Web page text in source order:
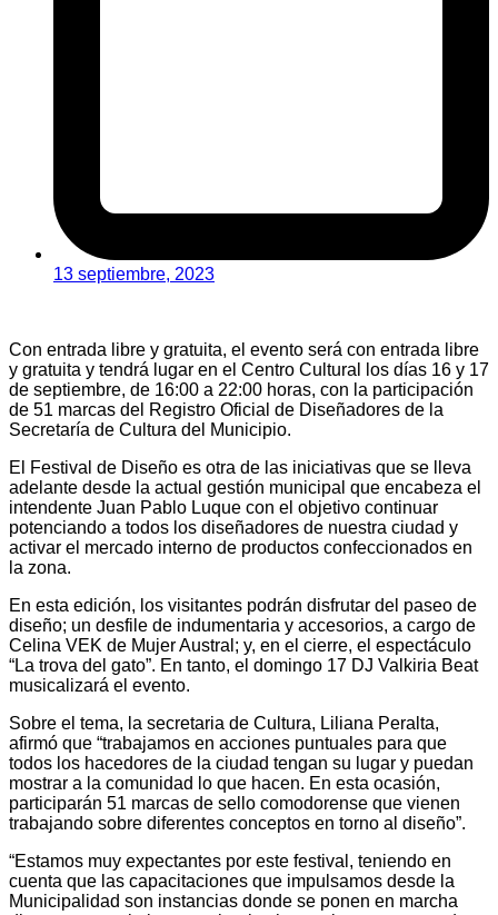
13 septiembre, 2023
Con entrada libre y gratuita, el evento será con entrada libre
y gratuita y tendrá lugar en el Centro Cultural los días 16 y 17
de septiembre, de 16:00 a 22:00 horas, con la participación
de 51 marcas del Registro Oficial de Diseñadores de la
Secretaría de Cultura del Municipio.
El Festival de Diseño es otra de las iniciativas que se lleva
adelante desde la actual gestión municipal que encabeza el
intendente Juan Pablo Luque con el objetivo continuar
potenciando a todos los diseñadores de nuestra ciudad y
activar el mercado interno de productos confeccionados en
la zona.
En esta edición, los visitantes podrán disfrutar del paseo de
diseño; un desfile de indumentaria y accesorios, a cargo de
Celina VEK de Mujer Austral; y, en el cierre, el espectáculo
“La trova del gato”. En tanto, el domingo 17 DJ Valkiria Beat
musicalizará el evento.
Sobre el tema, la secretaria de Cultura, Liliana Peralta,
afirmó que “trabajamos en acciones puntuales para que
todos los hacedores de la ciudad tengan su lugar y puedan
mostrar a la comunidad lo que hacen. En esta ocasión,
participarán 51 marcas de sello comodorense que vienen
trabajando sobre diferentes conceptos en torno al diseño”.
“Estamos muy expectantes por este festival, teniendo en
cuenta que las capacitaciones que impulsamos desde la
Municipalidad son instancias donde se ponen en marcha